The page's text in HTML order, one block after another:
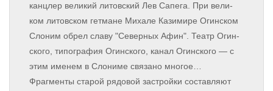
канц­лер ве­ли­кий ли­тов­ский Лев Са­пе­га. При ве­ли­
ком ли­тов­ском гет­ма­не Ми­ха­ле Ка­зи­ми­ре Огин­ском
Сло­ним об­рел сла­ву "Се­вер­ных Афин". Те­атр Огин­
ско­го, ти­по­гра­фия Огин­ско­го, ка­нал Огин­ско­го — с
этим име­нем в Сло­ни­ме свя­за­но мно­гое…
Фрагменты ста­рой ря­до­вой за­строй­ки со­став­ля­ют